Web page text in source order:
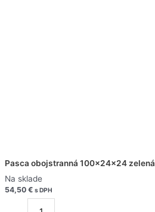
Pasca obojstranná 100x24x24 zelená
Na sklade
54,50 € s DPH